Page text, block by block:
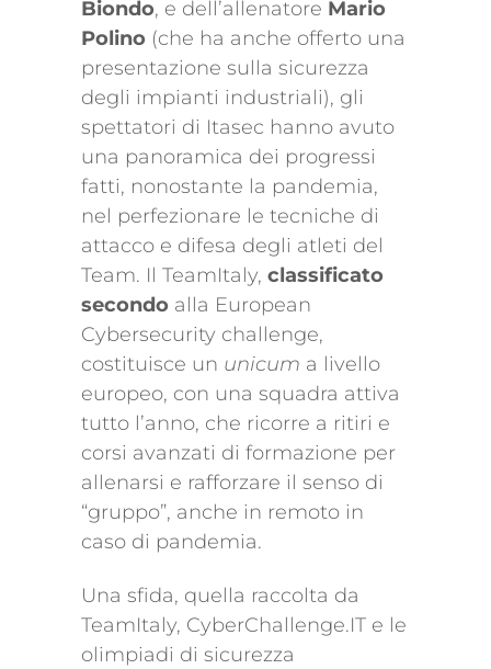
Biondo, e dell’allenatore Mario
Polino (che ha anche offerto una
presentazione sulla sicurezza
degli impianti industriali), gli
spettatori di Itasec hanno avuto
una panoramica dei progressi
fatti, nonostante la pandemia,
nel perfezionare le tecniche di
attacco e difesa degli atleti del
Team. Il TeamItaly, classificato
secondo alla European
Cybersecurity challenge,
costituisce un unicum a livello
europeo, con una squadra attiva
tutto l’anno, che ricorre a ritiri e
corsi avanzati di formazione per
allenarsi e rafforzare il senso di
“gruppo”, anche in remoto in
caso di pandemia.
Una sfida, quella raccolta da
TeamItaly, CyberChallenge.IT e le
olimpiadi di sicurezza